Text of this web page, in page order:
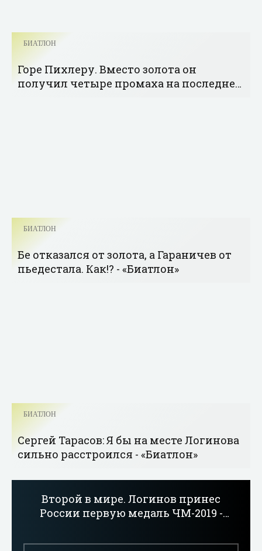
БИАТЛОН
Горе Пихлеру. Вместо золота он
получил четыре промаха на последней
БИАТЛОН
Бе отказался от золота, а Гараничев от
пьедестала. Как!? - «Биатлон»
БИАТЛОН
Сергей Тарасов: Я бы на месте Логинова
сильно расстроился - «Биатлон»
Второй в мире. Логинов принес
России первую медаль ЧМ-2019 -